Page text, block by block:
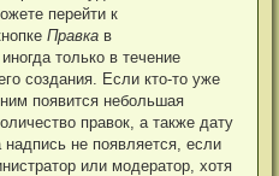
перейти к
Правка в
только в течение
создания. Если кто-то уже
появится небольшая
правок, а также дату
не появляется, если
или модератор, хотя